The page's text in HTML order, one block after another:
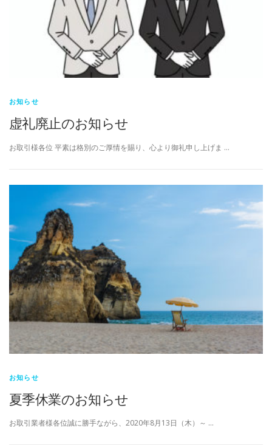
お知らせ
虚礼廃止のお知らせ
お取引様各位 平素は格別のご厚情を賜り、心より御礼申し上げま …
お知らせ
夏季休業のお知らせ
お取引業者様各位誠に勝手ながら、2020年8月13日（木）～ …